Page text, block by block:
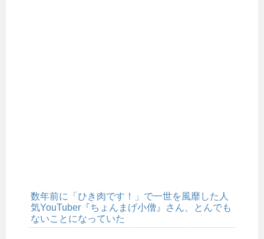
数年前に「ひき肉です！」で一世を風靡した人
気YouTuber『ちょんまげ小僧』さん、とんでも
ないことになっていた